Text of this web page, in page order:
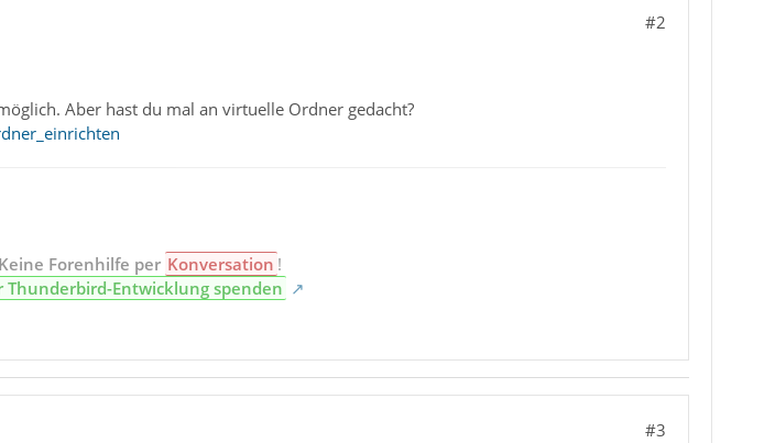
#2
Aber hast du mal an virtuelle Ordner gedacht?
Keine Forenhilfe per Konversation !
Thunderbird-Entwicklung spenden
#3